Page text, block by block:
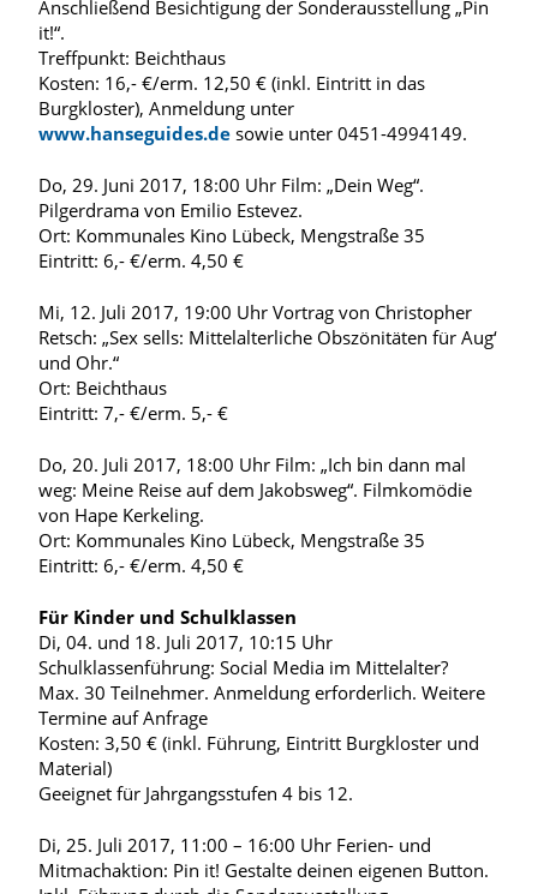
Anschließend Besichtigung der Sonderausstellung „Pin
it!“.
Treffpunkt: Beichthaus
Kosten: 16,- €/erm. 12,50 € (inkl. Eintritt in das
Burgkloster), Anmeldung unter
www.hanseguides.de sowie unter 0451-4994149.
Do, 29. Juni 2017, 18:00 Uhr Film: „Dein Weg“.
Pilgerdrama von Emilio Estevez.
Ort: Kommunales Kino Lübeck, Mengstraße 35
Eintritt: 6,- €/erm. 4,50 €
Mi, 12. Juli 2017, 19:00 Uhr Vortrag von Christopher
Retsch: „Sex sells: Mittelalterliche Obszönitäten für Aug‘
und Ohr.“
Ort: Beichthaus
Eintritt: 7,- €/erm. 5,- €
Do, 20. Juli 2017, 18:00 Uhr Film: „Ich bin dann mal
weg: Meine Reise auf dem Jakobsweg“. Filmkomödie
von Hape Kerkeling.
Ort: Kommunales Kino Lübeck, Mengstraße 35
Eintritt: 6,- €/erm. 4,50 €
Für Kinder und Schulklassen
Di, 04. und 18. Juli 2017, 10:15 Uhr
Schulklassenführung: Social Media im Mittelalter?
Max. 30 Teilnehmer. Anmeldung erforderlich. Weitere
Termine auf Anfrage
Kosten: 3,50 € (inkl. Führung, Eintritt Burgkloster und
Material)
Geeignet für Jahrgangsstufen 4 bis 12.
Di, 25. Juli 2017, 11:00 – 16:00 Uhr Ferien- und
Mitmachaktion: Pin it! Gestalte deinen eigenen Button.